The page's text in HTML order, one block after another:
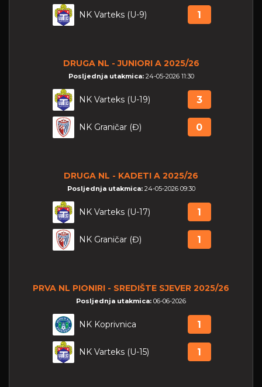
NK Varteks (U-9) 1
DRUGA NL - JUNIORI A 2025/26
Posljednja utakmica: 24-05-2026 11:30
NK Varteks (U-19) 3
NK Graničar (Đ) 0
DRUGA NL - KADETI A 2025/26
Posljednja utakmica: 24-05-2026 09:30
NK Varteks (U-17) 1
NK Graničar (Đ) 1
PRVA NL PIONIRI - SREDIŠTE SJEVER 2025/26
Posljednja utakmica: 06-06-2026
NK Koprivnica 1
NK Varteks (U-15) 1